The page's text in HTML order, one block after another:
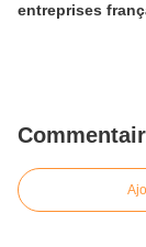
entreprises